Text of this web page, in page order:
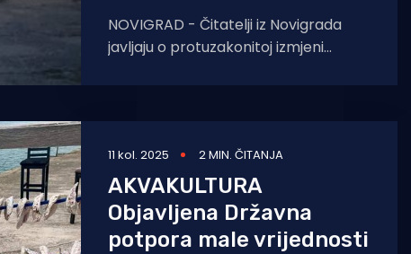
NOVIGRAD - Čitatelji iz Novigrada
javljaju o protuzakonitoj izmjeni
kupališta (Velika plaža). Kažu da su
11 kol. 2025 2 MIN. ČITANJA
AKVAKULTURA
Objavljena Državna
potpora male vrijednosti